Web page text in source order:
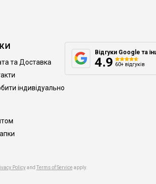
та Доставка
індивідуально
Policyand Terms of Serviceapply.